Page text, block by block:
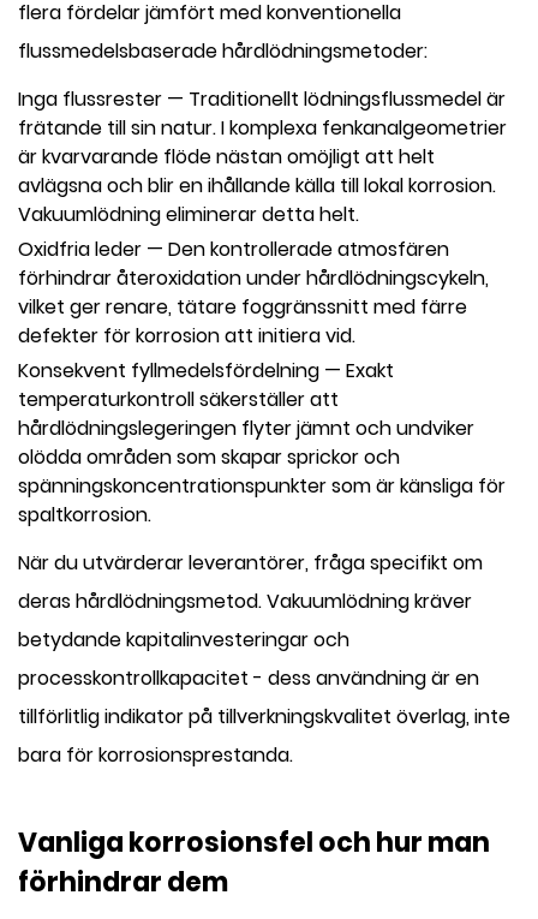
flera fördelar jämfört med konventionella
flussmedelsbaserade hårdlödningsmetoder:
Inga flussrester — Traditionellt lödningsflussmedel är
frätande till sin natur. I komplexa fenkanalgeometrier
är kvarvarande flöde nästan omöjligt att helt
avlägsna och blir en ihållande källa till lokal korrosion.
Vakuumlödning eliminerar detta helt.
Oxidfria leder — Den kontrollerade atmosfären
förhindrar återoxidation under hårdlödningscykeln,
vilket ger renare, tätare foggränssnitt med färre
defekter för korrosion att initiera vid.
Konsekvent fyllmedelsfördelning — Exakt
temperaturkontroll säkerställer att
hårdlödningslegeringen flyter jämnt och undviker
olödda områden som skapar sprickor och
spänningskoncentrationspunkter som är känsliga för
spaltkorrosion.
När du utvärderar leverantörer, fråga specifikt om
deras hårdlödningsmetod. Vakuumlödning kräver
betydande kapitalinvesteringar och
processkontrollkapacitet - dess användning är en
tillförlitlig indikator på tillverkningskvalitet överlag, inte
bara för korrosionsprestanda.
Vanliga korrosionsfel och hur man
förhindrar dem